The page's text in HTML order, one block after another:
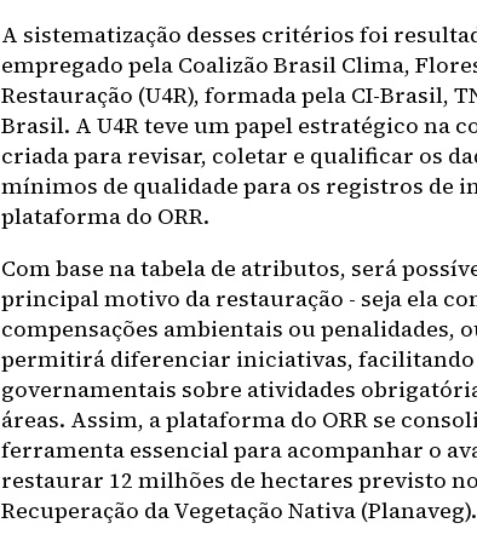
A sistematização desses critérios foi
empregado pela Coalizão Brasil Clima,
Restauração (U4R), formada pela CI-Brasil,
Brasil. A U4R teve um papel estratégico na
criada para revisar, coletar e qualificar os
mínimos de qualidade para os registros de
plataforma do ORR.
Com base na tabela de atributos, será
principal motivo da restauração - seja ela
compensações ambientais ou penalidades,
permitirá diferenciar iniciativas, facilitando
governamentais sobre atividades
áreas. Assim, a plataforma do ORR se
ferramenta essencial para acompanhar o
restaurar 12 milhões de hectares previsto
Recuperação da Vegetação Nativa (Planaveg).